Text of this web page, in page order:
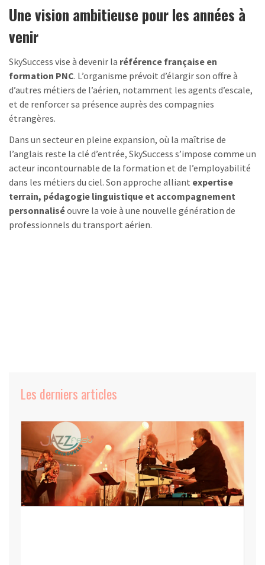
Une vision ambitieuse pour les années à
venir
SkySuccess vise à devenir la référence française en
formation PNC. L’organisme prévoit d’élargir son offre à
d’autres métiers de l’aérien, notamment les agents d’escale,
et de renforcer sa présence auprès des compagnies
étrangères.
Dans un secteur en pleine expansion, où la maîtrise de
l’anglais reste la clé d’entrée, SkySuccess s’impose comme un
acteur incontournable de la formation et de l’employabilité
dans les métiers du ciel. Son approche alliant expertise
terrain, pédagogie linguistique et accompagnement
personnaliséouvre la voie à une nouvelle génération de
professionnels du transport aérien.
Les derniers articles